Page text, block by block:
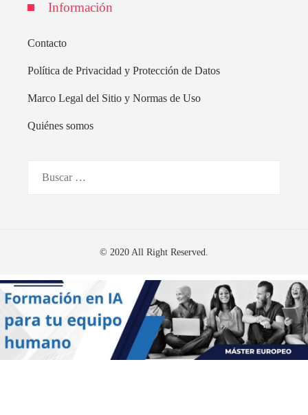
Información
Contacto
Política de Privacidad y Protección de Datos
Marco Legal del Sitio y Normas de Uso
Quiénes somos
© 2020 All Right Reserved.